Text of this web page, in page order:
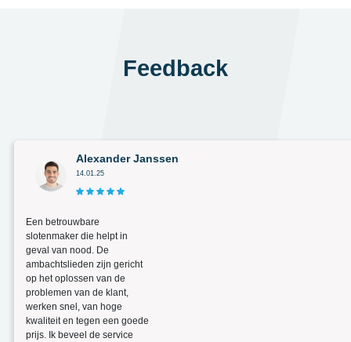
Feedback
Alexander Janssen
14.01.25
Een betrouwbare
slotenmaker die helpt in
geval van nood. De
ambachtslieden zijn gericht
op het oplossen van de
problemen van de klant,
werken snel, van hoge
kwaliteit en tegen een goede
prijs. Ik beveel de service